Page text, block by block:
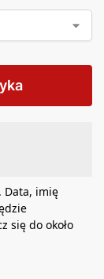
Data, imię
się do około